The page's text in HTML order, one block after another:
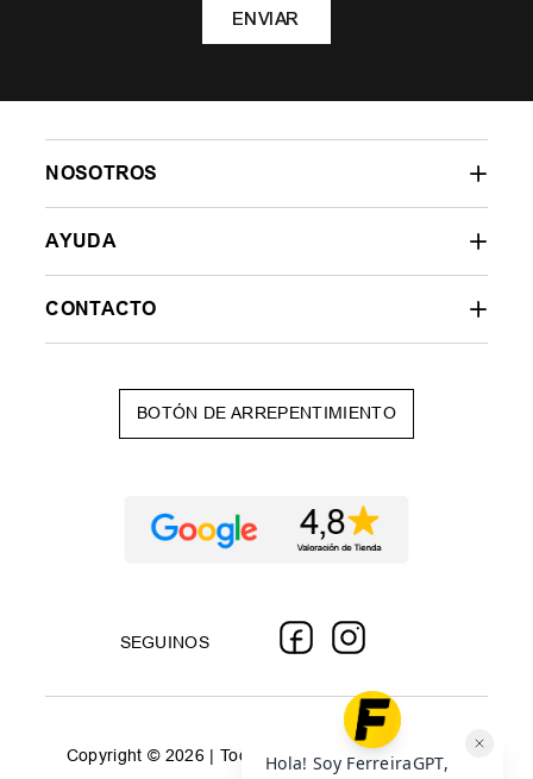
ENVIAR
NOSOTROS
AYUDA
CONTACTO
BOTÓN DE ARREPENTIMIENTO
SEGUINOS
Copyright © 2026 | Todos los derechos reservados